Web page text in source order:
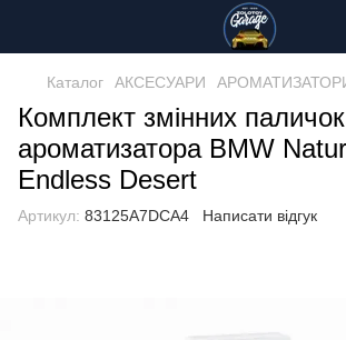
Каталог АКСЕСУАРИ
Комплект змінних паличок
ароматизатора BMW
Endless Desert
Артикул: 83125A7DCA4 Написати відгук